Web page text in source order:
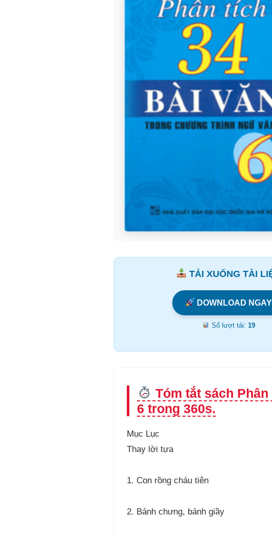
TẢI XUỐNG TÀI
DOWNLOAD NGAY
Số lượt tải: 19
Tóm tắt sách
6 trong 360s.
Mục Lục
Thay lời tựa
1. Con rồng cháu tiên
2. Bánh chưng, bánh giầy